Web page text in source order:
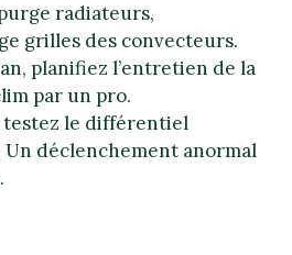
radiateurs,
grilles des convecteurs.
planifiez l’entretien de la
par un pro.
testez le différentiel
Un déclenchement anormal